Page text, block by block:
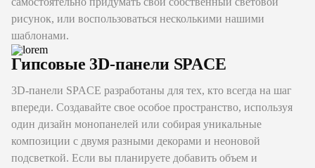
рисунок, или воспользоваться несколькими нашими
шаблонами.
Гипсовые 3D-панели SPACE
3D-панели SPACE разработаны для тех, кто всегда на шаг
впереди. Создавайте свое особое пространство, используя
один дизайн монопанелей или собирая уникальные
композиции с двумя разными декорами и неоновой
подсветкой. Если вы планируете добавить объем и